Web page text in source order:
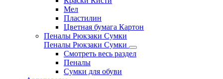
Мел
Пластилин
Цветная бумага Картон
Пеналы Рюкзаки Сумки
Пеналы Рюкзаки Сумки
Смотреть весь раздел
Пеналы
Сумки для обуви